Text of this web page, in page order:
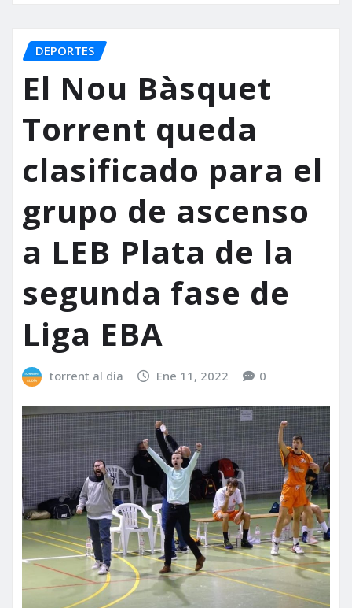
DEPORTES
El Nou Bàsquet
Torrent queda
clasificado para el
grupo de ascenso
a LEB Plata de la
segunda fase de
Liga EBA
torrent al dia Ene 11, 2022 0